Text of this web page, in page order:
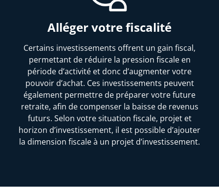
Alléger votre fiscalité
Certains investissements offrent un gain fiscal,
permettant de réduire la pression fiscale en
période d’activité et donc d’augmenter votre
pouvoir d’achat. Ces investissements peuvent
également permettre de préparer votre future
retraite, afin de compenser la baisse de revenus
futurs. Selon votre situation fiscale, projet et
horizon d’investissement, il est possible d’ajouter
la dimension fiscale à un projet d’investissement.